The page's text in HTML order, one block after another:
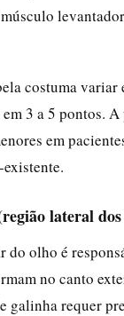
costuma variar
3 a 5 pontos.
em
lateral
olho é
no canto
galinha requer